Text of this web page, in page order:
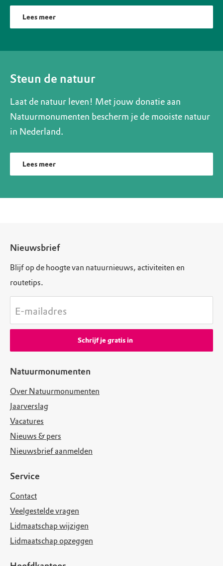
Lees meer
Steun de natuur
Laat de natuur leven! Met jouw donatie aan
Natuurmonumenten bescherm je de mooiste natuur
in Nederland.
Lees meer
Natuurmonumenten
Over Natuurmonumenten
Jaarverslag
Vacatures
Nieuws & pers
Nieuwsbrief aanmelden
Service
Contact
Veelgestelde vragen
Lidmaatschap wijzigen
Lidmaatschap opzeggen
Nieuwsbrief
Blijf op de hoogte van natuurnieuws, activiteiten en
routetips.
E-mailadres
Schrijf je gratis in